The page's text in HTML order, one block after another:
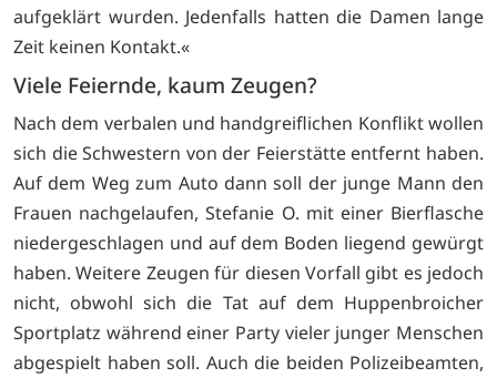
aufgeklärt wurden. Jedenfalls hatten die Damen lange
Zeit keinen Kontakt.«
Viele Feiernde, kaum Zeugen?
Nach dem verbalen und handgreiflichen Konflikt wollen
sich die Schwestern von der Feierstätte entfernt haben.
Auf dem Weg zum Auto dann soll der junge Mann den
Frauen nachgelaufen, Stefanie O. mit einer Bierflasche
niedergeschlagen und auf dem Boden liegend gewürgt
haben. Weitere Zeugen für diesen Vorfall gibt es jedoch
nicht, obwohl sich die Tat auf dem Huppenbroicher
Sportplatz während einer Party vieler junger Menschen
abgespielt haben soll. Auch die beiden Polizeibeamten,